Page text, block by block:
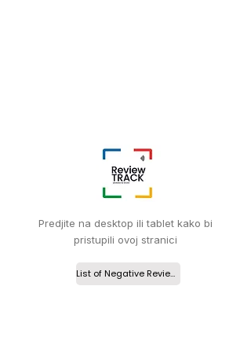
Predjite na desktop ili tablet kako bi
pristupili ovoj stranici
List of Negative Reviews